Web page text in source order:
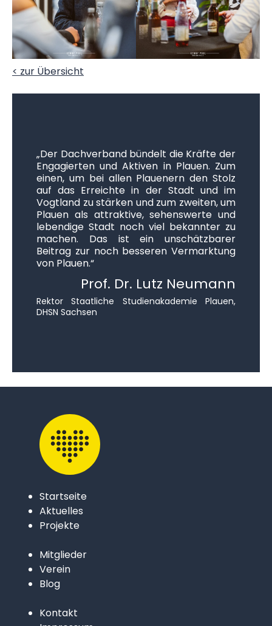
< zur Übersicht
„Der Dachverband bündelt die Kräfte der
Engagierten und Aktiven in Plauen. Zum
einen, um bei allen Plauenern den Stolz
auf das Erreichte in der Stadt und im
Vogtland zu stärken und zum zweiten, um
Plauen als attraktive, sehenswerte und
lebendige Stadt noch viel bekannter zu
machen. Das ist ein unschätzbarer
Beitrag zur noch besseren Vermarktung
von Plauen.“
Prof. Dr. Lutz Neumann
Rektor Staatliche Studienakademie Plauen,
DHSN Sachsen
Startseite
Aktuelles
Projekte
Mitglieder
Verein
Blog
Kontakt